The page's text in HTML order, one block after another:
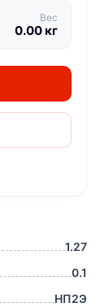
1.27
0.1
НП2Э
Вес
0.00кг